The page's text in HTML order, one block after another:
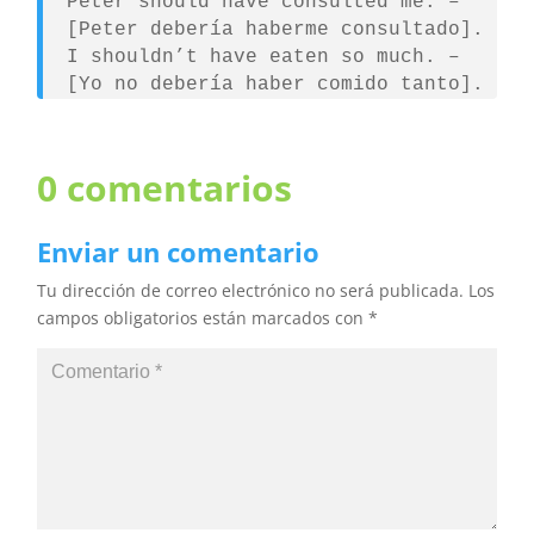
[Peter debería haberme consultado].
I shouldn’t have eaten so much. –
[Yo no debería haber comido tanto].
0 comentarios
Enviar un comentario
Tu dirección de correo electrónico no será publicada. Los
campos obligatorios están marcados con*